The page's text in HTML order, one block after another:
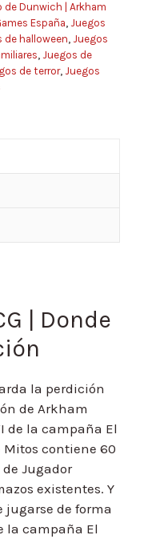
de Dunwich | Arkham
España, Juegos
de halloween, Juegos
, Juegos de
de terror, Juegos
| Donde
la perdición
de Arkham
de la campaña El
Mitos contiene 60
Jugador
existentes. Y
jugarse de forma
la campaña El